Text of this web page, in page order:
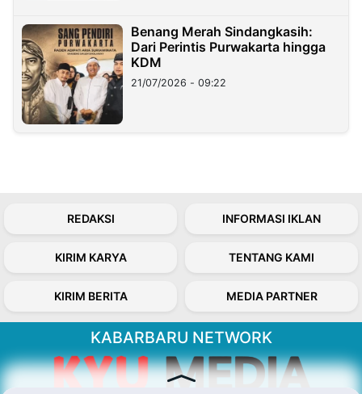
Benang Merah Sindangkasih:
Dari Perintis Purwakarta hingga
KDM
21/07/2026 - 09:22
REDAKSI INFORMASI IKLAN
KIRIM KARYA TENTANG KAMI
KIRIM BERITA MEDIA PARTNER
KABARBARU NETWORK